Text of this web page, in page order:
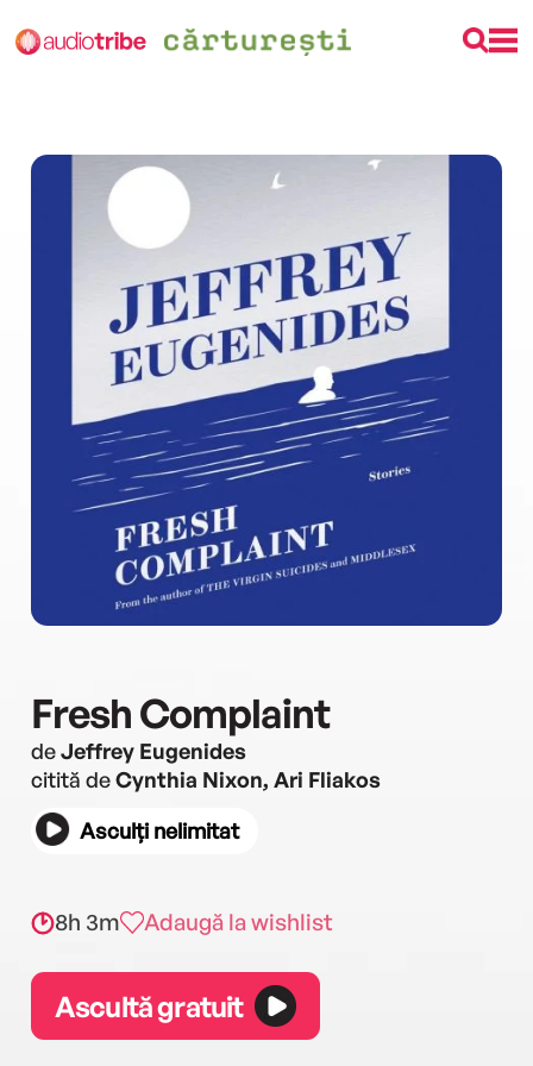
Fresh Complaint
deJeffrey Eugenides
citită deCynthia Nixon, Ari Fliakos
Asculți nelimitat
8h 3m Adaugă la wishlist
Ascultă gratuit